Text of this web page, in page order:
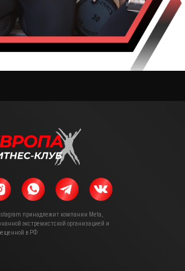
принадлежит компании Meta,
экстремистской организацией и
в РФ